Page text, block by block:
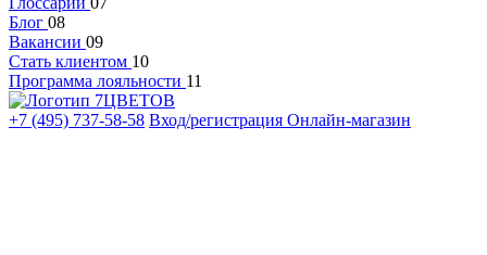
Блог 08
Вакансии 09
Стать клиентом 10
Программа лояльности 11
+7 (495) 737-58-58 Вход/регистрация Онлайн-магазин